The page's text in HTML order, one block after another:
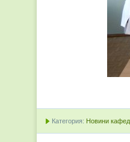
Категория: Новини